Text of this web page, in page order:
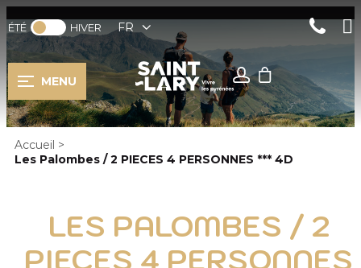
ÉTÉ HIVER FR
MENU
Accueil >
Les Palombes / 2 PIECES 4 PERSONNES *** 4D
LES PALOMBES / 2
PIECES 4 PERSONNES